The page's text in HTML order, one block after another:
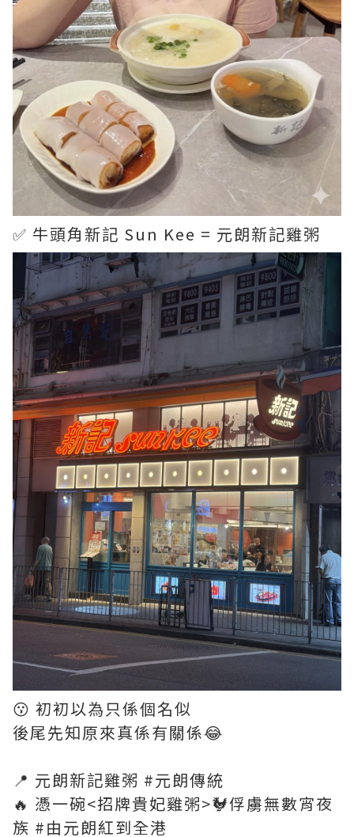
✅ 牛頭角新記 Sun Kee = 元朗新記雞粥
😗 初初以為只係個名似
後尾先知原來真係有關係😂
📍 元朗新記雞粥 #元朗傳統
🔥 憑一碗<招牌貴妃雞粥>🐓俘虜無數宵夜
族 #由元朗紅到全港